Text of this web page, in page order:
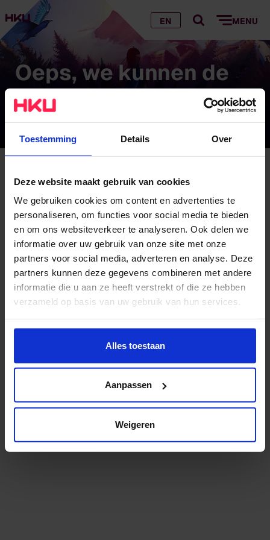
Toestemming Details Over
Deze website maakt gebruik van cookies
We gebruiken cookies om content en advertenties te
personaliseren, om functies voor social media te bieden
en om ons websiteverkeer te analyseren. Ook delen we
informatie over uw gebruik van onze site met onze
partners voor social media, adverteren en analyse. Deze
partners kunnen deze gegevens combineren met andere
informatie die u aan ze heeft verstrekt of die ze hebben
verzameld op basis van uw gebruik van hun services.
Wil je meer weten of de voorkeur aanpassen, bekijk dan
https://www.hku.nl/privacy-statement-en-
Alles toestaan
Aanpassen
Weigeren
EN MENU
Oeps, we kunnen de
pagina die je zoekt
niet vinden…
vinden…
Hoe komt dat?
Wij hebben de pagina verplaatst of verwijderd
Er zit een kleine typefout in het adres. Check je dit
even?
Bekijk het studieaanbod
Lees meer over onderzoek en expertise
zoekmachine.